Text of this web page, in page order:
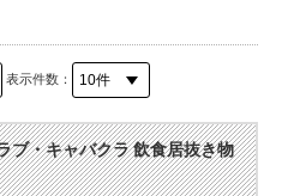
表示件数：
ブ・キャバクラ 飲食居抜き物